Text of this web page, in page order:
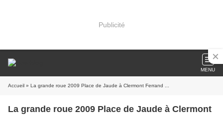
Publicité
MENU
Accueil » La grande roue 2009 Place de Jaude à Clermont Ferrand ...
La grande roue 2009 Place de Jaude à Clermont